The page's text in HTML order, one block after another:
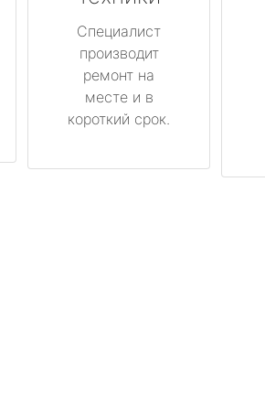
Специалист
производит
ремонт на
месте и в
короткий срок.